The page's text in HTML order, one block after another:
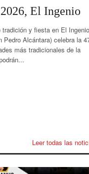
El Ingenio
y fiesta en El Ingenio
Alcántara) celebra la
más tradicionales de la
Leer todas las